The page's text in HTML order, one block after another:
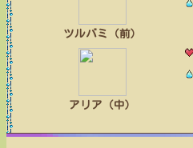
ツルバミ（前）
アリア（中）